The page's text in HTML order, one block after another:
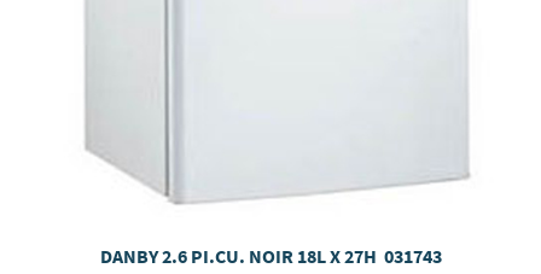
DANBY 2.6 PI.CU. NOIR 18L X 27H 031743